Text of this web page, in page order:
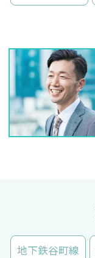
地下鉄谷町線